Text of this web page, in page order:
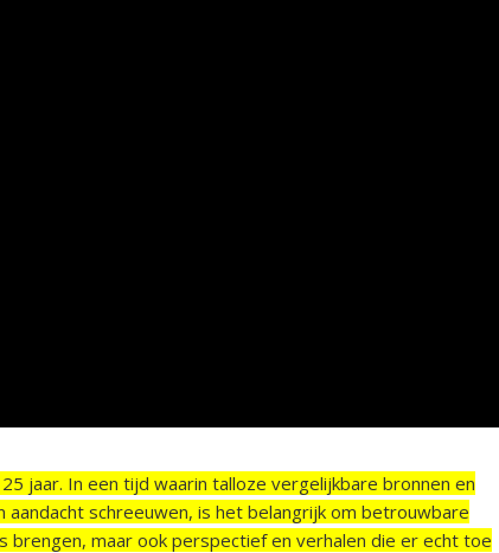
jaar. In een tijd waarin talloze vergelijkbare bronnen en
schreeuwen, is het belangrijk om betrouwbare
brengen, maar ook perspectief en verhalen die er echt toe